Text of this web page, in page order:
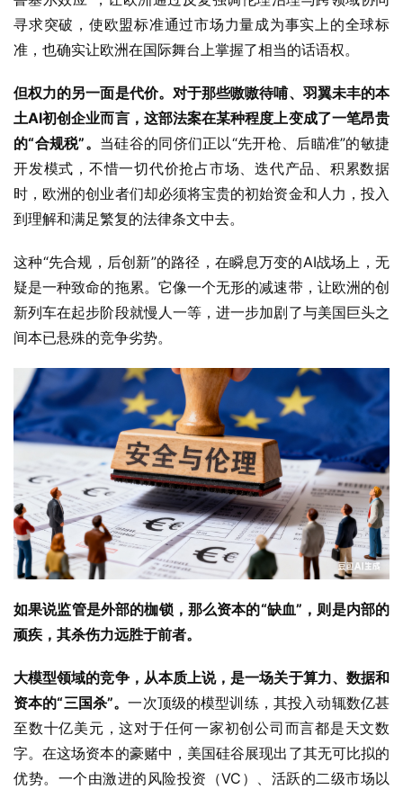
寻求突破，使欧盟标准通过市场力量成为事实上的全球标
准，也确实让欧洲在国际舞台上掌握了相当的话语权。
但权力的另一面是代价。对于那些嗷嗷待哺、羽翼未丰的本
土AI初创企业而言，这部法案在某种程度上变成了一笔昂贵
的“合规税”。 当硅谷的同侪们正以“先开枪、后瞄准”的敏捷
开发模式，不惜一切代价抢占市场、迭代产品、积累数据
时，欧洲的创业者们却必须将宝贵的初始资金和人力，投入
到理解和满足繁复的法律条文中去。
这种“先合规，后创新”的路径，在瞬息万变的AI战场上，无
疑是一种致命的拖累。它像一个无形的减速带，让欧洲的创
新列车在起步阶段就慢人一等，进一步加剧了与美国巨头之
间本已悬殊的竞争劣势。
如果说监管是外部的枷锁，那么资本的“缺血” ，则是内部的
顽疾，其杀伤力远胜于前者。
大模型领域的竞争，从本质上说，是一场关于算力、数据和
资本的“三国杀”。一次顶级的模型训练，其投入动辄数亿甚
至数十亿美元，这对于任何一家初创公司而言都是天文数
字。在这场资本的豪赌中，美国硅谷展现出了其无可比拟的
优势。一个由激进的风险投资（VC）、活跃的二级市场以